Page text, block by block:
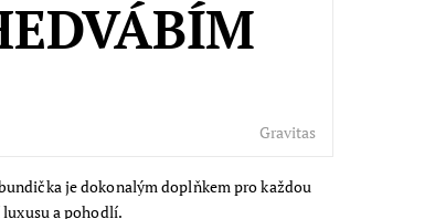
Gravitas
je dokonalým doplňkem pro každou
a pohodlí.